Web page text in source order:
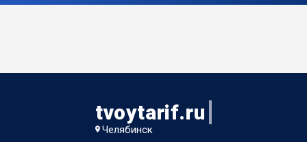
пер Маминаtvoytarif.ru
Челябинск